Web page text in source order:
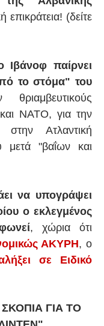
επικράτεια! (δείτε
Ιβάνοφ παίρνει
το στόμα" του
ΝΑΤΟ, για την
Ατλαντική
μετά "βαΐων και
να υπογράψει
ο εκλεγμένος
, χώρια ότι
ΑΚΥΡΗ, ο
σε Ειδικό
ΓΙΑ ΤΟ